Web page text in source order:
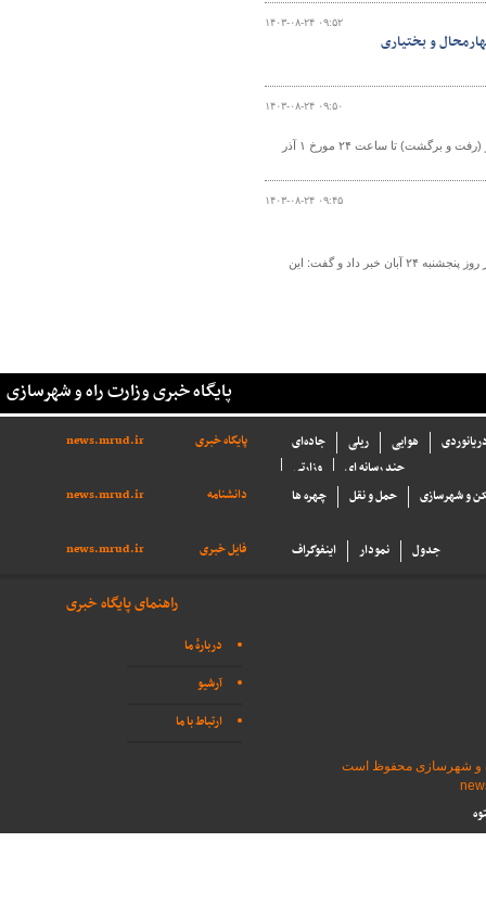
۱۴۰۳-۰۸-۲۴ ۰۹:۵۲
۱۴۰۳-۰۸-۲۴ ۰۹:۵۰
مرکز مدیریت راه‌های کشور اعلام کرد تردد از آزادراه تهران–شمال و محور چالوس مسیر (رفت و برگشت) تا ساعت ۲۴ مورخ ۱ آذر
۱۴۰۳-۰۸-۲۴ ۰۹:۴۵
کارشناس سازمان هواشناسی از بارش باران و رعد و برق و وزش باد در ۱۱ استان کشور در روز پنجشنبه ۲۴ آبان خبر داد و گفت: این
پایگاه خبری وزارت راه و شهرسازی
پایگاه خبری news.mrud.ir جاده‌ای ریلی هوایی
وزارتی
چند رسانه ای
دانشنامه
news.mrud.ir چهره ها حمل و نقل و شهرسازی
فایل خبری news.mrud.ir اینفوگراف نمودار جدول
راهنمای پایگاه خبری
دربارهٔ ما
آرشیو
ارتباط با ما
و شهرسازی محفوظ است